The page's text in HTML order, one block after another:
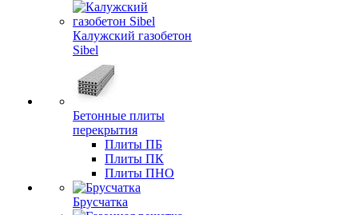
Калужский газобетон
Sibel
Бетонные плиты
перекрытия
Плиты ПБ
Плиты ПК
Плиты ПНО
Брусчатка